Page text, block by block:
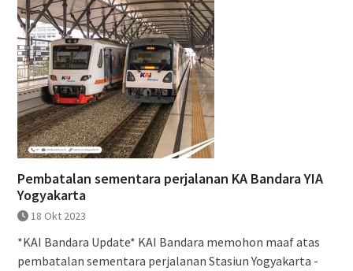
Pembatalan sementara perjalanan KA Bandara YIA
Yogyakarta
18 Okt 2023
*KAI Bandara Update* KAI Bandara memohon maaf atas
pembatalan sementara perjalanan Stasiun Yogyakarta -